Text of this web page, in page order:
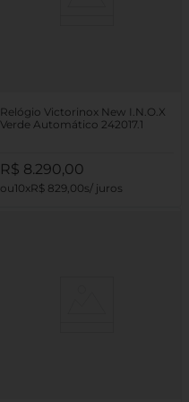
Relógio Victorinox New I.N.O.X
Verde Automático 242017.1
R$ 8.290,00
10 R$ 829 00